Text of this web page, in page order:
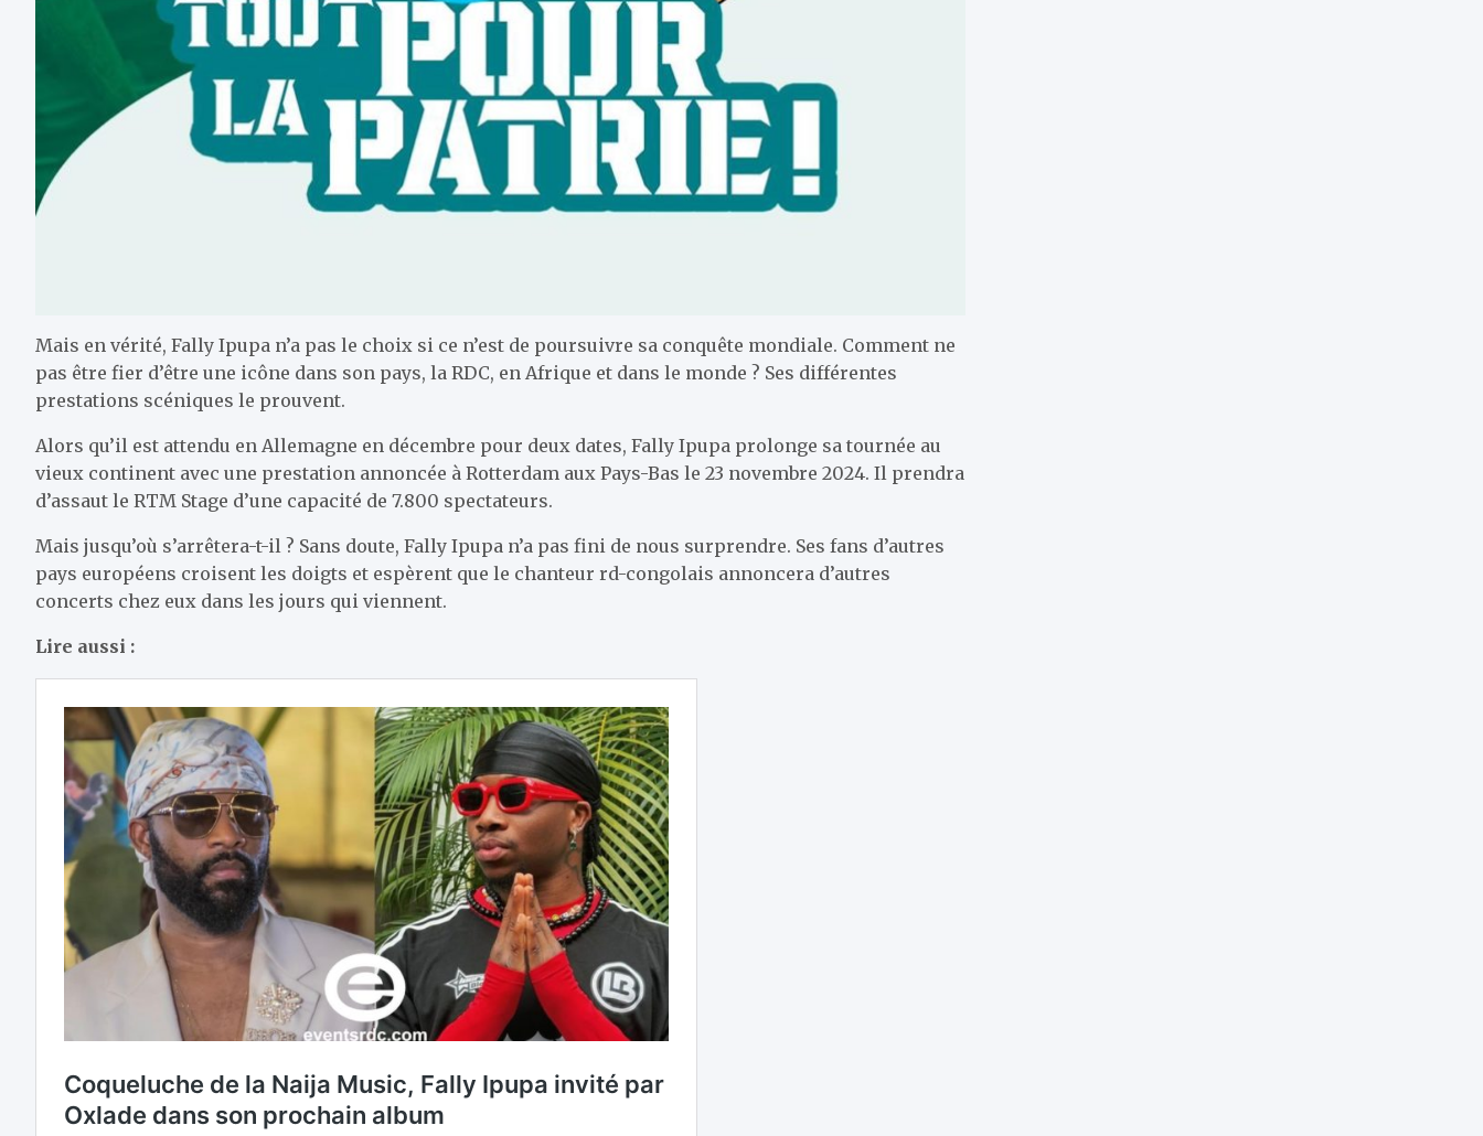
Mais en vérité, Fally Ipupa n’a pas le choix si ce n’est de poursuivre sa conquête mondiale. Comment ne
pas être fier d’être une icône dans son pays, la RDC, en Afrique et dans le monde ? Ses différentes
prestations scéniques le prouvent.
Alors qu’il est attendu en Allemagne en décembre pour deux dates, Fally Ipupa prolonge sa tournée au
vieux continent avec une prestation annoncée à Rotterdam aux Pays-Bas le 23 novembre 2024. Il prendra
d’assaut le RTM Stage d’une capacité de 7.800 spectateurs.
Mais jusqu’où s’arrêtera-t-il ? Sans doute, Fally Ipupa n’a pas fini de nous surprendre. Ses fans d’autres
pays européens croisent les doigts et espèrent que le chanteur rd-congolais annoncera d’autres
concerts chez eux dans les jours qui viennent.
Lire aussi :